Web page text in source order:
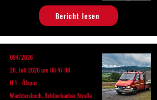
Bericht lesen
094/2026
28. Juli 2026 um 06:47:00
H 1 - Ölspur
Wächtersbach, Schlierbacher Straße